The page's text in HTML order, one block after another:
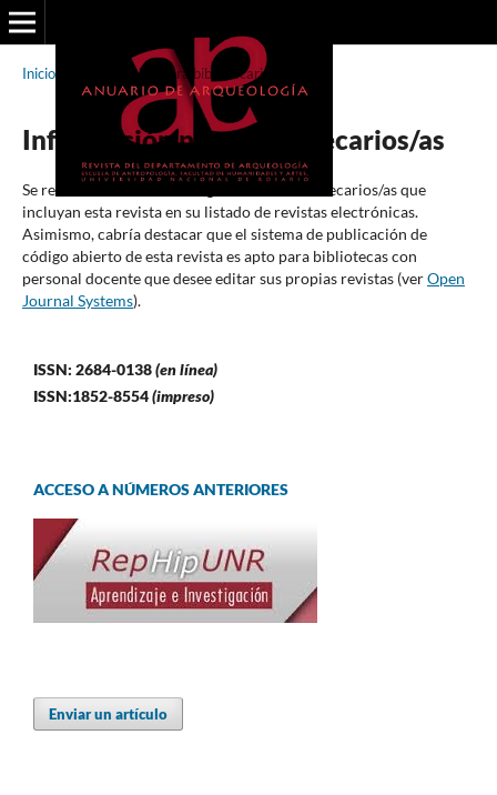
Inicio Información para bibliotecarios/as
Información para bibliotecarios/as
Se recomienda a los investigadores/as bibliotecarios/as que
incluyan esta revista en su listado de revistas electrónicas.
Asimismo, cabría destacar que el sistema de publicación de
código abierto de esta revista es apto para bibliotecas con
personal docente que desee editar sus propias revistas (verOpen
Journal Systems).
ISSN: 2684-0138(en línea)
ISSN:1852-8554(impreso)
ACCESO A NÚMEROS ANTERIORES
Enviar un artículo